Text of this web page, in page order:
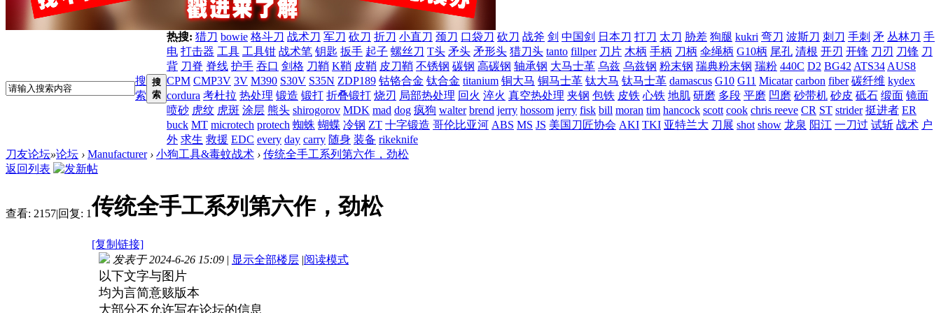
搜
索
搜
索
热搜: 猎刀 bowie 格斗刀 战术刀 军刀 砍刀 折刀 小直刀 颈刀 口袋刀 砍刀 战斧 剑 中国剑 日本刀 打刀 太刀 胁差 狗腿 kukri 弯刀 波斯刀 刺刀 手刺 矛 丛林刀 手
电 打击器 工具 工具钳 战术笔 钥匙 扳手 起子 螺丝刀 T头 矛头 矛形头 猎刀头 tanto fillper 刀片 木柄 手柄 刀柄 伞绳柄 G10柄 尾孔 清根 开刃 开锋 刀刃 刀锋 刀
背 刀脊 脊线 护手 吞口 剑格 刀鞘 K鞘 皮鞘 皮刀鞘 不锈钢 碳钢 高碳钢 轴承钢 大马士革 乌兹 乌兹钢 粉末钢 瑞典粉末钢 瑞粉 440C D2 BG42 ATS34 AUS8
CPM CMP3V 3V M390 S30V S35N ZDP189 钴铬合金 钛合金 titanium 铜大马 铜马士革 钛大马 钛马士革 damascus G10 G11 Micatar carbon fiber 碳纤维 kydex
cordura 考杜拉 热处理 锻造 锻打 折叠锻打 烧刃 局部热处理 回火 淬火 真空热处理 夹钢 包铁 皮铁 心铁 地肌 研磨 多段 平磨 凹磨 砂带机 砂皮 砥石 缎面 镜面
喷砂 虎纹 虎斑 涂层 熊头 shirogorov MDK mad dog 疯狗 walter brend jerry hossom jerry fisk bill moran tim hancock scott cook chris reeve CR ST strider 挺进者 ER
buck MT microtech protech 蜘蛛 蝴蝶 冷钢 ZT 十字锻造 哥伦比亚河 ABS MS JS 美国刀匠协会 AKI TKI 亚特兰大 刀展 shot show 龙泉 阳江 一刀过 试斩 战术 户
外 求生 救援 EDC every day carry 随身 装备 rikeknife
刀友论坛»论坛 › Manufacturer › 小狗工具&毒蚊战术 › 传统全手工系列第六作，劲松
返回列表
查看: 2157|回复: 1传统全手工系列第六作，劲松
[复制链接]
发表于 2024-6-26 15:09 | 显示全部楼层 |阅读模式
以下文字与图片
均为言简意赅版本
大部分不允许写在论坛的信息